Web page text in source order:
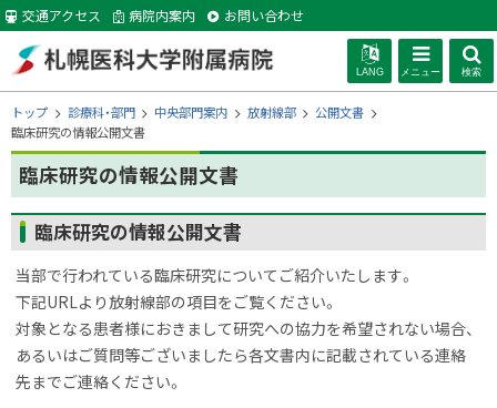
本
へ
交通アクセス 病院内案内 お問い合わせ
札幌医科大学附
属病院
LANG メニュー 検索
現
在
位
置
の
階
層
トップ 診療科・部門 中央部門案内 放射線部
公開文書
臨床研究の情報公開文書
臨床研究の情報公開文書
ページ内目次
臨床研究の情報公開文書
臨床研究の情報公開文書
当部で行われている臨床研究についてご紹介いたします。
下記URLより放射線部の項目をご覧ください。
対象となる患者様におきまして研究への協力を希望されない場合、
あるいはご質問等ございましたら各文書内に記載されている連絡
先までご連絡ください。